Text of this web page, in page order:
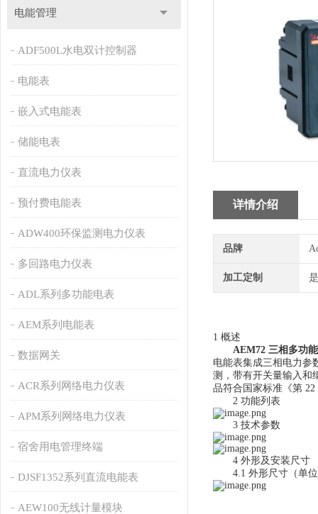
电能管理
ADF500L水电双计控制器
电能表
嵌入式电能表
储能电表
直流电力仪表
预付费电能表
ADW400环保监测电力仪表
多回路电力仪表
ADL系列多功能电表
AEM系列电能表
数据网关
ACR系列网络电力仪表
APM系列网络电力仪表
宿舍用电管理终端
DJSF1352系列直流电能表
AEW100无线计量模块
详情介绍
品牌
加工定制
1 概述
AEM72 三相多功
电能表集成三相电力参
测，带有开关量输入和
品符合国家标准《第
2 功能列表
3 技术参数
4 外形及安装尺寸
4.1 外形尺寸（单位